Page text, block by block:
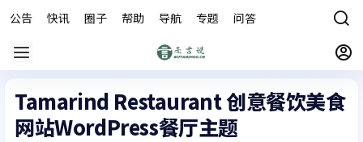
公告 快讯 圈子 帮助 导航 专题 问答
Tamarind Restaurant 创意餐饮美食
网站WordPress餐厅主题